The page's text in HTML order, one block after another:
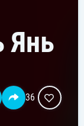
Янь
36